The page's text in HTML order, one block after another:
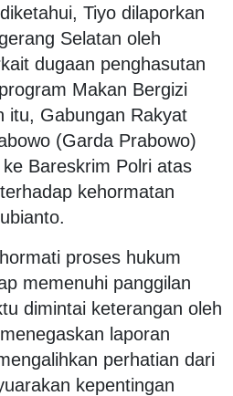
Tiyo dilaporkan
Selatan oleh
dugaan penghasutan
Makan Bergizi
itu, Gabungan Rakyat
(Garda Prabowo)
Bareskrim Polri atas
kehormatan
proses hukum
memenuhi panggilan
dimintai keterangan oleh
laporan
perhatian dari
kepentingan